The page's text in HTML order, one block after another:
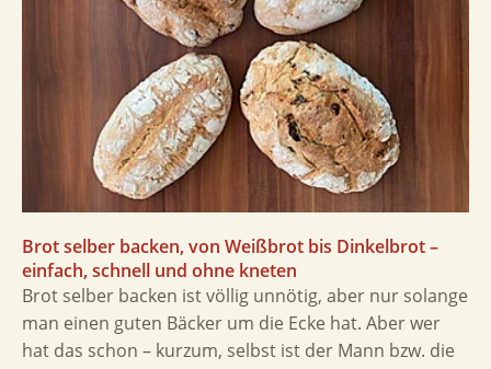
Brot selber backen, von Weißbrot bis Dinkelbrot –
einfach, schnell und ohne kneten
Brot selber backen ist völlig unnötig, aber nur solange
man einen guten Bäcker um die Ecke hat. Aber wer
hat das schon – kurzum, selbst ist der Mann bzw. die